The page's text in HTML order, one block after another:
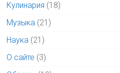
Кулинария (18)
Музыка (21)
Наука (21)
О сайте (3)